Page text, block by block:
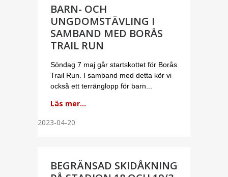
BARN- OCH
UNGDOMSTÄVLING I
SAMBAND MED BORÅS
TRAIL RUN
Söndag 7 maj går startskottet för Borås
Trail Run. I samband med detta kör vi
också ett terränglopp för barn...
Läs mer...
2023-04-20
BEGRÄNSAD SKIDÅKNING